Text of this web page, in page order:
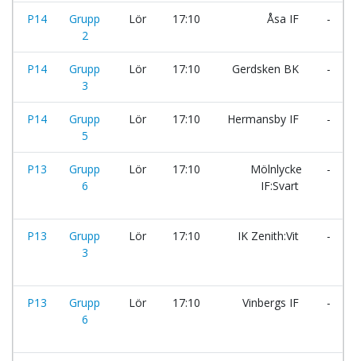
P14
Grupp
2
Lör 17:10 Åsa IF -
P14
Grupp
3
Lör 17:10 Gerdsken BK -
P14
Grupp
5
Lör 17:10 Hermansby IF -
P13
Grupp
6
Lör 17:10
Mölnlycke
IF:Svart
-
P13
Grupp
3
Lör 17:10 IK Zenith:Vit -
P13
Grupp
6
Lör 17:10 Vinbergs IF -